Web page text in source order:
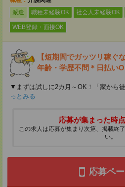
派遣
職種未経験OK 社会人未経験OK
WEB登録・面接OK
【短期間でガッツリ稼ぐ
年齢・学歴不問＊日払い
▼まずは試しに2カ月～OK！「家から
っとみる
応募が集まった時
この求人は応募が集まり次第、掲載終
い。
応募ペ